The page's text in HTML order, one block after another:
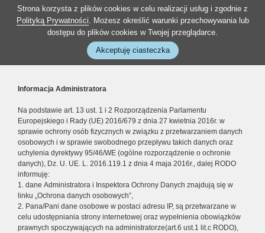
Strona korzysta z plików cookies w celu realizacji usług i zgodnie z
Polityką Prywatności. Możesz określić warunki przechowywania lub
dostępu do plików cookies w Twojej przeglądarce.
Akceptuję ciasteczka
Informacja Administratora
Na podstawie art. 13 ust. 1 i 2 Rozporządzenia Parlamentu
Europejskiego i Rady (UE) 2016/679 z dnia 27 kwietnia 2016r. w
sprawie ochrony osób fizycznych w związku z przetwarzaniem danych
osobowych i w sprawie swobodnego przepływu takich danych oraz
uchylenia dyrektywy 95/46/WE (ogólne rozporządzenie o ochronie
danych), Dz. U. UE. L. 2016.119.1 z dnia 4 maja 2016r., dalej RODO
informuję:
1. dane Administratora i Inspektora Ochrony Danych znajdują się w
linku „Ochrona danych osobowych”,
2. Pana/Pani dane osobowe w postaci adresu IP, są przetwarzane w
celu udostępniania strony internetowej oraz wypełnienia obowiązków
prawnych spoczywających na administratorze(art.6 ust.1 lit.c RODO),